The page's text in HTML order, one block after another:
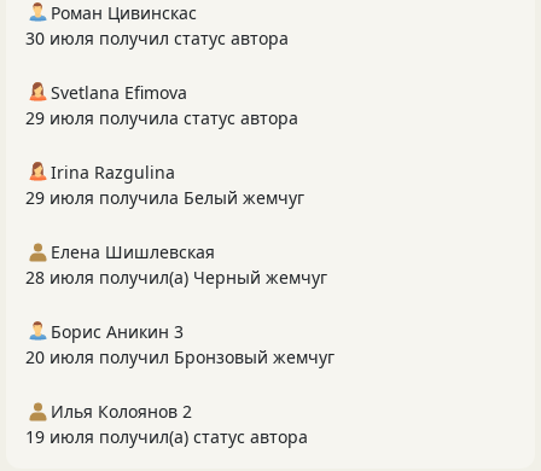
Роман Цивинскас
30 июля получил статус автора
Svetlana Efimova
29 июля получила статус автора
Irina Razgulina
29 июля получила Белый жемчуг
Елена Шишлевская
28 июля получил(а) Черный жемчуг
Борис Аникин 3
20 июля получил Бронзовый жемчуг
Илья Колоянов 2
19 июля получил(а) статус автора